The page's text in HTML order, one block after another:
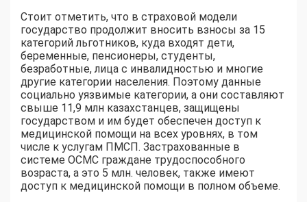
Стоит отметить, что в страховой модели
государство продолжит вносить взносы за 15
категорий льготников, куда входят дети,
беременные, пенсионеры, студенты,
безработные, лица с инвалидностью и многие
другие категории населения. Поэтому данные
социально уязвимые категории, а они составляют
свыше 11,9 млн казахстанцев, защищены
государством и им будет обеспечен доступ к
медицинской помощи на всех уровнях, в том
числе к услугам ПМСП. Застрахованные в
системе ОСМС граждане трудоспособного
возраста, а это 5 млн. человек, также имеют
доступ к медицинской помощи в полном объеме.